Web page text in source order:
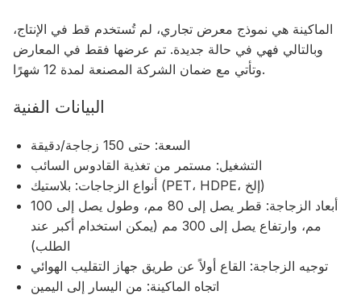
الماكينة هي نموذج معرض تجاري، لم تُستخدم قط في الإنتاج،
وبالتالي فهي في حالة جديدة. تم عرضها فقط في المعارض
وتأتي مع ضمان الشركة المصنعة لمدة 12 شهرًا.
البيانات الفنية
السعة: حتى 150 زجاجة/دقيقة
التشغيل: مستمر من تغذية القادوس السائب
أنواع الزجاجات: بلاستيك (PET، HDPE، إلخ)
أبعاد الزجاجة: قطر يصل إلى 80 مم، وطول يصل إلى 100
مم، وارتفاع يصل إلى 300 مم (يمكن استخدام أكبر عند
الطلب)
توجيه الزجاجة: القاع أولاً عن طريق جهاز التقليب الهوائي
اتجاه الماكينة: من اليسار إلى اليمين